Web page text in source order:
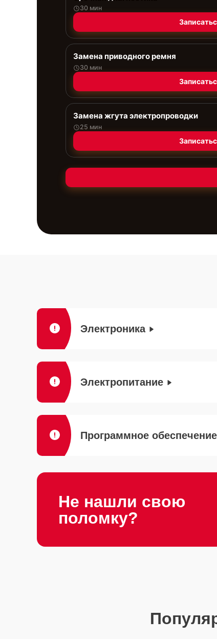
30 мин
Замена приводного ремня
30 мин
Замена жгута электропроводки
25 мин
Электроника
Электропитание
Программное обеспечение
Не нашли свою
поломку?